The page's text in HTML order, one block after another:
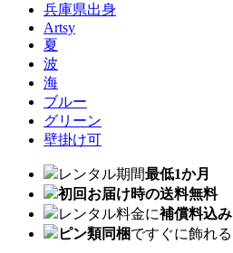
兵庫県出身
Artsy
夏
波
海
ブルー
グリーン
壁掛け可
レンタル期間最低1か月
初回お届け時の送料無料
レンタル料金に補償料込み
ピン類同梱ですぐに飾れる